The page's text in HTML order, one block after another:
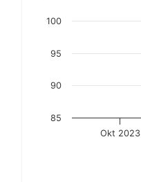
Okt 2023
85
90
95
100